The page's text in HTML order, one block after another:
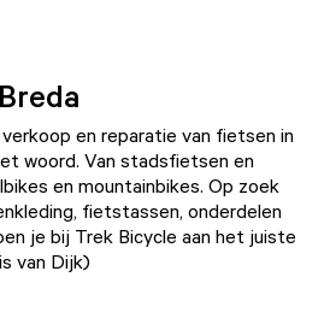
en reparatie van fietsen in
woord. Van stadsfietsen en
en mountainbikes. Op zoek
fietstassen, onderdelen
je bij Trek Bicycle aan het juiste
van Dijk)